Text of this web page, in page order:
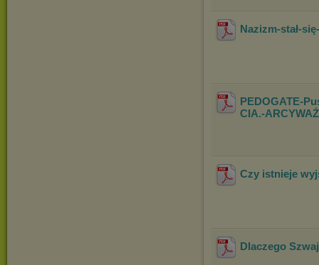
Nazizm-stał-
PEDOGATE-
CIA.-
Czy istnieje
Dlaczego